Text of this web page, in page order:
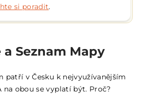
si poradit.
Seznam Mapy
patří v Česku k nejvyužívanějším
na obou se vyplatí být. Proč?